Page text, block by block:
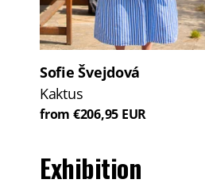
Sofie Švejdová
Kaktus
from €206,95 EUR
Exhibition